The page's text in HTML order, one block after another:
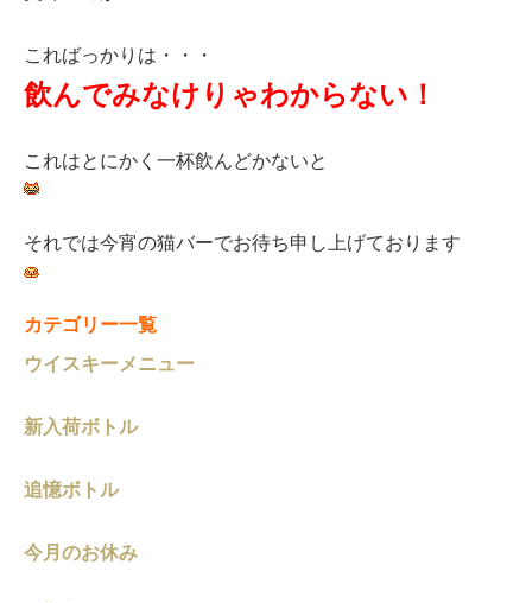
こればっかりは・・・
飲んでみなけり ゃわからない！
これはとにかく一杯飲んどかないと
それでは今宵の猫バーでお待ち申し上げております
カテゴリー一覧
ウイスキーメニュー
新入荷ボトル
追憶ボトル
今月のお休み